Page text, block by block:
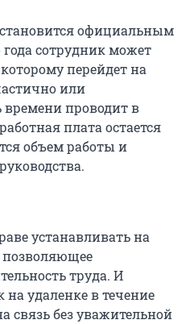
официальным
года сотрудник может
перейдет на
или
проводит в
плата остается
объем работы и
устанавливать на
труда. И
на удаленке в течение
связь без уважительной